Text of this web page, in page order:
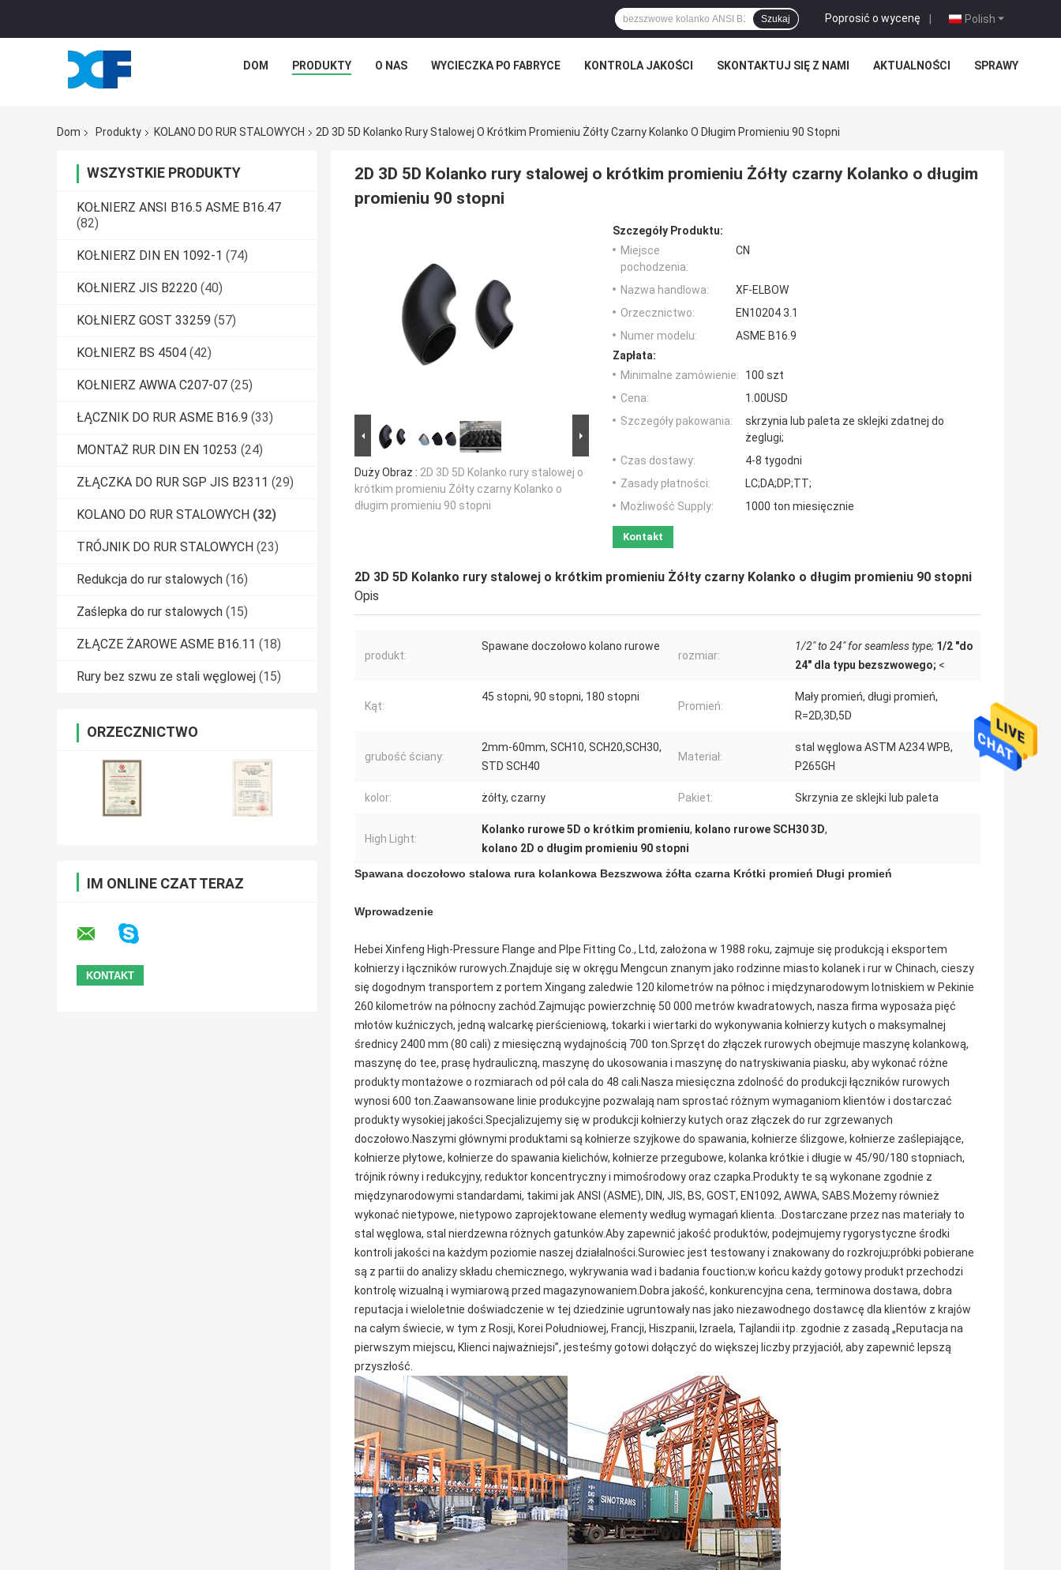
Polish
Poprosić o wycenę |
Szukaj
DOM PRODUKTY O NAS WYCIECZKA PO FABRYCE KONTROLA JAKOŚCI SKONTAKTUJ SIĘ Z NAMI AKTUALNOŚCI SPRAWY
Dom Produkty KOLANO DO RUR STALOWYCH 2D 3D 5D Kolanko Rury Stalowej O Krótkim Promieniu Żółty Czarny Kolanko O Długim Promieniu 90 Stopni
WSZYSTKIE PRODUKTY
KOŁNIERZ ANSI B16.5 ASME B16.47
(82)
KOŁNIERZ DIN EN 1092-1 (74)
KOŁNIERZ JIS B2220 (40)
KOŁNIERZ GOST 33259 (57)
KOŁNIERZ BS 4504 (42)
KOŁNIERZ AWWA C207-07 (25)
ŁĄCZNIK DO RUR ASME B16.9 (33)
MONTAŻ RUR DIN EN 10253 (24)
ZŁĄCZKA DO RUR SGP JIS B2311 (29)
KOLANO DO RUR STALOWYCH (32)
TRÓJNIK DO RUR STALOWYCH (23)
Redukcja do rur stalowych (16)
Zaślepka do rur stalowych (15)
ZŁĄCZE ŻAROWE ASME B16.11 (18)
Rury bez szwu ze stali węglowej (15)
ORZECZNICTWO
IM ONLINE CZAT TERAZ
2D 3D 5D Kolanko rury stalowej o krótkim promieniu Żółty czarny Kolanko o długim
promieniu 90 stopni
Duży Obraz : 2D 3D 5D Kolanko rury stalowej o
krótkim promieniu Żółty czarny Kolanko o
długim promieniu 90 stopni
Szczegóły Produktu:
Miejsce
pochodzenia:
CN
Nazwa handlowa:
XF-ELBOW
Orzecznictwo:
EN10204 3.1
Numer modelu:
ASME B16.9
Zapłata:
Minimalne zamówienie:
100 szt
Cena:
1.00USD
Szczegóły pakowania:
skrzynia lub paleta ze sklejki zdatnej do
żeglugi;
Czas dostawy:
4-8 tygodni
Zasady płatności:
LC;DA;DP;TT;
Możliwość Supply:
1000 ton miesięcznie
Kontakt
2D 3D 5D Kolanko rury stalowej o krótkim promieniu Żółty czarny Kolanko o długim promieniu 90 stopni
Opis
produkt:
Spawane doczołowo kolano rurowe
rozmiar:
1/2" to 24" for seamless type; 1/2 "do
24" dla typu bezszwowego; <
Kąt:
45 stopni, 90 stopni, 180 stopni
Promień:
Mały promień, długi promień,
R=2D,3D,5D
grubość ściany:
2mm-60mm, SCH10, SCH20,SCH30,
STD SCH40
Materiał:
stal węglowa ASTM A234 WPB,
P265GH
kolor: żółty, czarny Pakiet: Skrzynia ze sklejki lub paleta
High Light:
Kolanko rurowe 5D o krótkim promieniu, kolano rurowe SCH30 3D,
kolano 2D o długim promieniu 90 stopni
Spawana doczołowo stalowa rura kolankowa Bezszwowa żółta czarna Krótki promień Długi promień
Wprowadzenie
Hebei Xinfeng High-Pressure Flange and PIpe Fitting Co., Ltd, założona w 1988 roku, zajmuje się produkcją i eksportem
kołnierzy i łączników rurowych.Znajduje się w okręgu Mengcun znanym jako rodzinne miasto kolanek i rur w Chinach, cieszy
się dogodnym transportem z portem Xingang zaledwie 120 kilometrów na północ i międzynarodowym lotniskiem w Pekinie
260 kilometrów na północny zachód.Zajmując powierzchnię 50 000 metrów kwadratowych, nasza firma wyposaża pięć
młotów kuźniczych, jedną walcarkę pierścieniową, tokarki i wiertarki do wykonywania kołnierzy kutych o maksymalnej
średnicy 2400 mm (80 cali) z miesięczną wydajnością 700 ton.Sprzęt do złączek rurowych obejmuje maszynę kolankową,
maszynę do tee, prasę hydrauliczną, maszynę do ukosowania i maszynę do natryskiwania piasku, aby wykonać różne
produkty montażowe o rozmiarach od pół cala do 48 cali.Nasza miesięczna zdolność do produkcji łączników rurowych
wynosi 600 ton.Zaawansowane linie produkcyjne pozwalają nam sprostać różnym wymaganiom klientów i dostarczać
produkty wysokiej jakości.Specjalizujemy się w produkcji kołnierzy kutych oraz złączek do rur zgrzewanych
doczołowo.Naszymi głównymi produktami są kołnierze szyjkowe do spawania, kołnierze ślizgowe, kołnierze zaślepiające,
kołnierze płytowe, kołnierze do spawania kielichów, kołnierze przegubowe, kolanka krótkie i długie w 45/90/180 stopniach,
trójnik równy i redukcyjny, reduktor koncentryczny i mimośrodowy oraz czapka.Produkty te są wykonane zgodnie z
międzynarodowymi standardami, takimi jak ANSI (ASME), DIN, JIS, BS, GOST, EN1092, AWWA, SABS.Możemy również
wykonać nietypowe, nietypowo zaprojektowane elementy według wymagań klienta. .Dostarczane przez nas materiały to
stal węglowa, stal nierdzewna różnych gatunków.Aby zapewnić jakość produktów, podejmujemy rygorystyczne środki
kontroli jakości na każdym poziomie naszej działalności.Surowiec jest testowany i znakowany do rozkroju;próbki pobierane
są z partii do analizy składu chemicznego, wykrywania wad i badania fouction;w końcu każdy gotowy produkt przechodzi
kontrolę wizualną i wymiarową przed magazynowaniem.Dobra jakość, konkurencyjna cena, terminowa dostawa, dobra
reputacja i wieloletnie doświadczenie w tej dziedzinie ugruntowały nas jako niezawodnego dostawcę dla klientów z krajów
na całym świecie, w tym z Rosji, Korei Południowej, Francji, Hiszpanii, Izraela, Tajlandii itp. zgodnie z zasadą „Reputacja na
pierwszym miejscu, Klienci najważniejsi”, jesteśmy gotowi dołączyć do większej liczby przyjaciół, aby zapewnić lepszą
przyszłość.